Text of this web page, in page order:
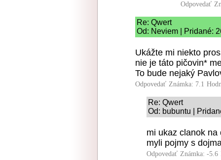
Odpovedať
Re: Qwert
Od: Neviem | Pridané:
Ukážte mi niekto
nie je táto pičovin*
To bude nejaký
Odpovedať Známka: 7.1
Re: Qwert
Od: bubuntu |
mi ukaz clanok
myli pojmy s
Odpovedať Známka: -5.6